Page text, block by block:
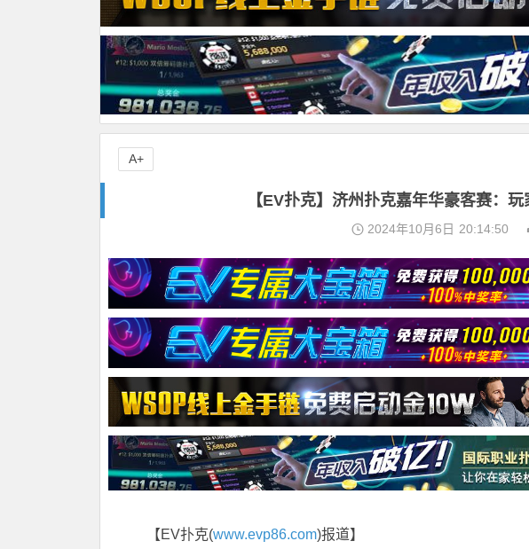
【EV扑克】济州扑克嘉年华豪客赛：
2024年10月6日 20:14:50
【EV扑克(www.evp86.com)报道】
A+